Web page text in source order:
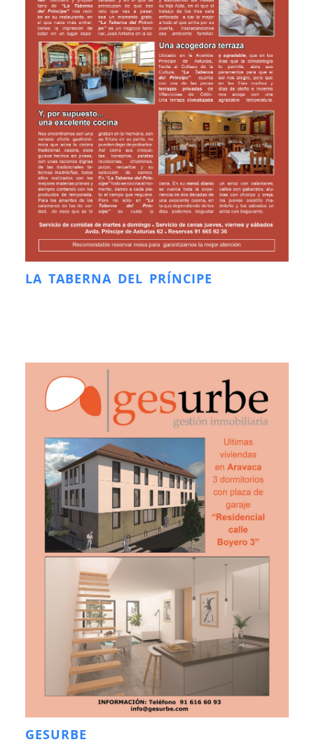
LA TABERNA DEL PRÍNCIPE
GESURBE